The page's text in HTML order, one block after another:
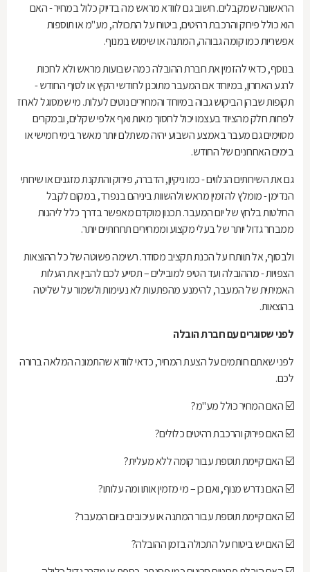
הראשונה שמקבלים. חשוב גם לוודא מראש מה בדיוק כלול במחיר - האם
הוא כולל פירוק והרכבת רהיטים, ביטוח על התכולה, מע"מ או תוספות
אפשריות כמו קומה גבוהה, המתנה או שימוש במנוף.
בנוסף, כדאי להזמין את חברת ההובלה כמה שבועות מראש ולא לחכות
לרגע האחרון, במיוחד אם המעבר מתוכנן לחודשי הקיץ או לסוף החודש -
תקופות שבהן הביקוש גבוה במיוחד והמחירים נוטים לעלות. מי שמסוגל לארוז
לפחות חלק מהציוד בעצמו יכול לחסוך מאות ואף אלפי שקלים, ובמקרים
מסוימים גם מעבר באמצע השבוע יהיה משתלם יותר מאשר בימי חמישי או
בימים האחרונים של החודש.
גם את השירותים הנלווים - כמו ניקיון, הדברה, פירוק והתקנת מזגנים או שירותי
הנדימן - מומלץ להזמין מראש ולהשוות ביניהם בנפרד, במקום לקבל
החלטות בלחץ של יום המעבר. תכנון מוקדם מאפשר בדרך כלל ליהנות
ממבחר גדול יותר של בעלי מקצוע וממחירים תחרותיים יותר.
ולבסוף, אל תוותרו על הכנת תקציב מסודר. רשימה פשוטה של כל ההוצאות
הצפויות - מההובלה ועד הטיפ למובילים – תסייע לכם להבין את העלות
האמיתית של המעבר, להימנע מהפתעות לא נעימות ולשמור על שליטה
בהוצאות.
לפני שסוגרים עם חברת הובלה
לפני שאתם חותמים על הצעת המחיר, כדאי לוודא שהתמונה המלאה ברורה
לכם.
☑️ האם המחיר כולל מע"מ?
☑️ האם פירוק והרכבת רהיטים כלולים?
☑️ האם קיימת תוספת עבור קומה ללא מעלית?
☑️ האם נדרש מנוף, ואם כן – מי מזמין אותו ומה עלותו?
☑️ האם קיימת תוספת עבור המתנה או עיכובים ביום המעבר?
☑️ האם יש ביטוח על התכולה בזמן ההובלה?